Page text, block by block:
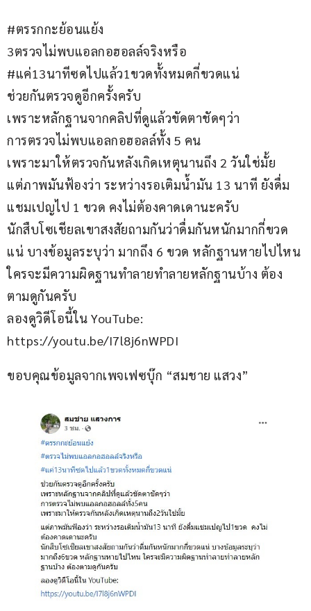
#ตรรกกะย้อนแย้ง
3ตรวจไม่พบแอลกอฮอลล์จริงหรือ
#แค่13นาทีซดไปแล้ว1ขวดทั้งหมดกี่ขวดแน่
ช่วยกันตรวจดูอีกครั้งครับ
เพราะหลักฐานจากคลิปที่ดูแล้วขัดตาชัดๆว่า
การตรวจไม่พบแอลกอฮอลล์ทั้ง 5 คน
เพราะมาให้ตรวจกันหลังเกิดเหตุนานถึง 2 วันใช่มั้ย
แต่ภาพมันฟ้องว่า ระหว่างรอเติมน้ำมัน 13 นาที ยังดื่ม
แชมเปญไป 1 ขวด คงไม่ต้องคาดเดานะครับ
นักสืบโซเชียลเขาสงสัยถามกันว่าดื่มกันหนักมากกี่ขวด
แน่ บางข้อมูลระบุว่า มากถึง 6 ขวด หลักฐานหายไปไหน
ใครจะมีความผิดฐานทำลายทำลายหลักฐานบ้าง ต้อง
ตามดูกันครับ
ลองดูวิดีโอนี้ใน YouTube:
https://youtu.be/I7l8j6nWPDI
ขอบคุณข้อมูลจากเพจเฟซบุ๊ก “สมชาย แสวง”